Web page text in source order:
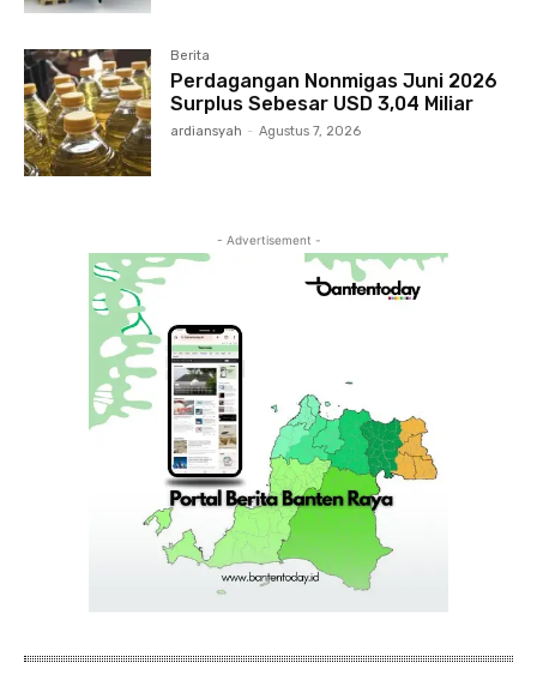
Berita
Perdagangan Nonmigas Juni 2026
Surplus Sebesar USD 3,04 Miliar
ardiansyah - Agustus 7, 2026
- Advertisement -